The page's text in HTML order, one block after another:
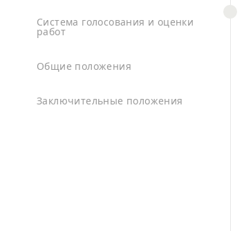
Система голосования и оценки
работ
Общие положения
Заключительные положения